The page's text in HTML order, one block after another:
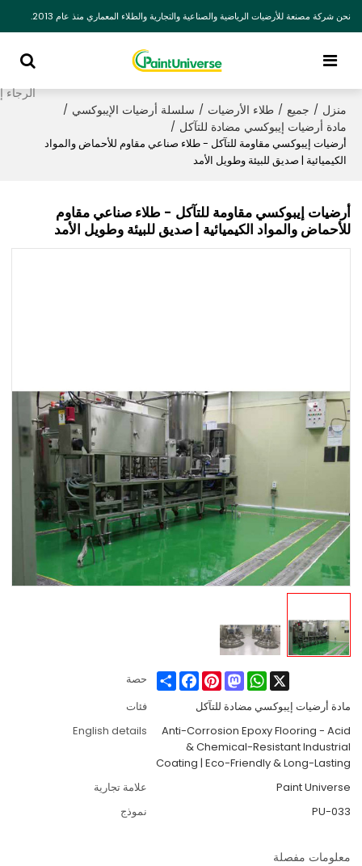
نحن شركة مصنعة للأرضيات الرياضية والصناعية والتجارية والطلاء المعماري منذ عام 2013.
منزل / جميع / طلاء الأرضيات / سلسلة أرضيات الإيبوكسي /
مادة أرضيات إيبوكسي مضادة للتآكل /
أرضيات إيبوكسي مقاومة للتآكل - طلاء صناعي مقاوم للأحماض والمواد
الكيميائية | صديق للبيئة وطويل الأمد
أرضيات إيبوكسي مقاومة للتآكل - طلاء صناعي مقاوم
للأحماض والمواد الكيميائية | صديق للبيئة وطويل الأمد
حصةShare
FacebookPinterest
Mastodon
WhatsApp
X
فئات
مادة أرضيات إيبوكسي مضادة للتآكل
English details
Anti-Corrosion Epoxy Flooring - Acid
& Chemical-Resistant Industrial
Coating | Eco-Friendly & Long-Lasting
علامة تجارية
Paint Universe
نموذج
PU-033
معلومات مفصلة